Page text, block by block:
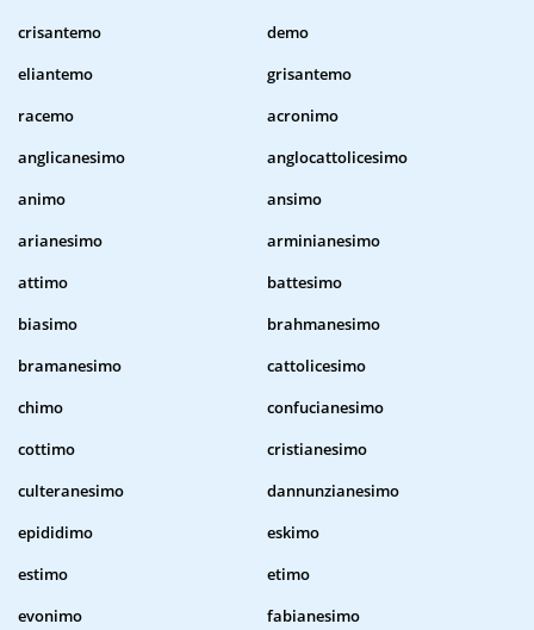
crisantemo
demo
eliantemo
grisantemo
racemo
acronimo
anglicanesimo
anglocattolicesimo
animo
ansimo
arianesimo
arminianesimo
attimo
battesimo
biasimo
brahmanesimo
bramanesimo
cattolicesimo
chimo
confucianesimo
cottimo
cristianesimo
culteranesimo
dannunzianesimo
epididimo
eskimo
estimo
etimo
evonimo
fabianesimo